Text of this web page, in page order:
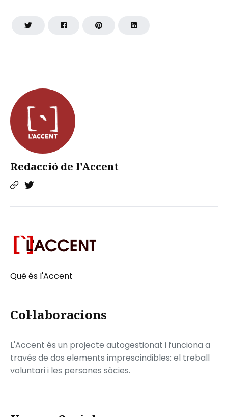
Redacció de l'Accent
Què és l'Accent
Col·laboracions
L'Accent és un projecte autogestionat i funciona a
través de dos elements imprescindibles: el treball
voluntari i les persones sòcies.